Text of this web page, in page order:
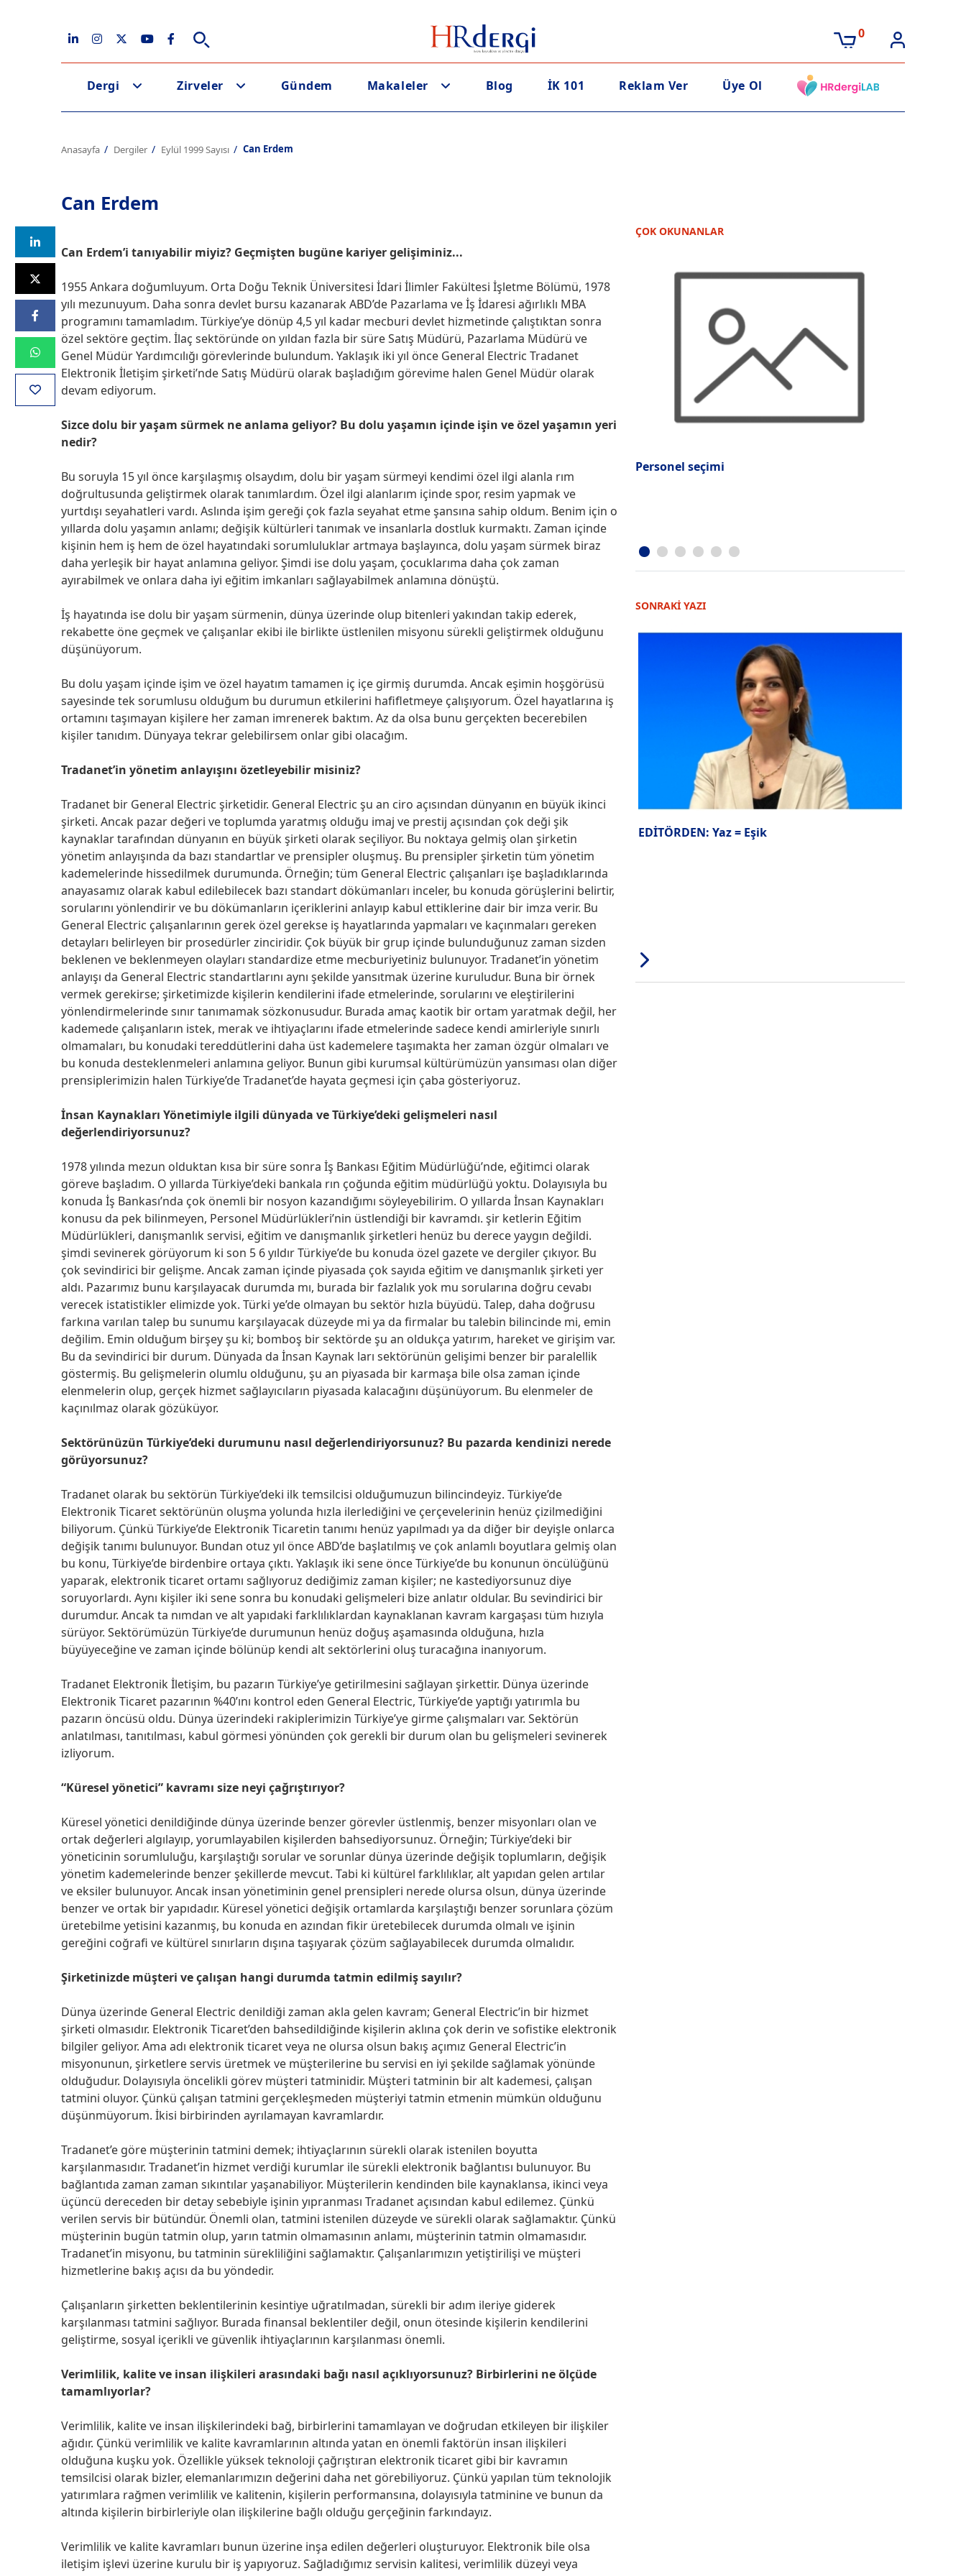
0
Dergi Zirveler Gündem Makaleler Blog İK 101 Reklam Ver Üye Ol
Anasayfa Dergiler Eylül 1999 Sayısı Can Erdem
Can Erdem
Can Erdem’i tanıyabilir miyiz? Geçmişten bugüne kariyer gelişiminiz...
1955 Ankara doğumluyum. Orta Doğu Teknik Üniversitesi İdari İlimler Fakültesi İşletme Bölümü, 1978
yılı mezunuyum. Daha sonra devlet bursu kazanarak ABD’de Pazarlama ve İş İdaresi ağırlıklı MBA
programını tamamladım. Türkiye’ye dönüp 4,5 yıl kadar mecburi devlet hizmetinde çalıştıktan sonra
özel sektöre geçtim. İlaç sektöründe on yıldan fazla bir süre Satış Müdürü, Pazarlama Müdürü ve
Genel Müdür Yardımcılığı görevlerinde bulundum. Yaklaşık iki yıl önce General Electric Tradanet
Elektronik İletişim şirketi’nde Satış Müdürü olarak başladığım görevime halen Genel Müdür olarak
devam ediyorum.
Sizce dolu bir yaşam sürmek ne anlama geliyor? Bu dolu yaşamın içinde işin ve özel yaşamın yeri
nedir?
Bu soruyla 15 yıl önce karşılaşmış olsaydım, dolu bir yaşam sürmeyi kendimi özel ilgi alanla rım
doğrultusunda geliştirmek olarak tanımlardım. Özel ilgi alanlarım içinde spor, resim yapmak ve
yurtdışı seyahatleri vardı. Aslında işim gereği çok fazla seyahat etme şansına sahip oldum. Benim için o
yıllarda dolu yaşamın anlamı; değişik kültürleri tanımak ve insanlarla dostluk kurmaktı. Zaman içinde
kişinin hem iş hem de özel hayatındaki sorumluluklar artmaya başlayınca, dolu yaşam sürmek biraz
daha yerleşik bir hayat anlamına geliyor. Şimdi ise dolu yaşam, çocuklarıma daha çok zaman
ayırabilmek ve onlara daha iyi eğitim imkanları sağlayabilmek anlamına dönüştü.
İş hayatında ise dolu bir yaşam sürmenin, dünya üzerinde olup bitenleri yakından takip ederek,
rekabette öne geçmek ve çalışanlar ekibi ile birlikte üstlenilen misyonu sürekli geliştirmek olduğunu
düşünüyorum.
Bu dolu yaşam içinde işim ve özel hayatım tamamen iç içe girmiş durumda. Ancak eşimin hoşgörüsü
sayesinde tek sorumlusu olduğum bu durumun etkilerini hafifletmeye çalışıyorum. Özel hayatlarına iş
ortamını taşımayan kişilere her zaman imrenerek baktım. Az da olsa bunu gerçekten becerebilen
kişiler tanıdım. Dünyaya tekrar gelebilirsem onlar gibi olacağım.
Tradanet’in yönetim anlayışını özetleyebilir misiniz?
Tradanet bir General Electric şirketidir. General Electric şu an ciro açısından dünyanın en büyük ikinci
şirketi. Ancak pazar değeri ve toplumda yaratmış olduğu imaj ve prestij açısından çok deği şik
kaynaklar tarafından dünyanın en büyük şirketi olarak seçiliyor. Bu noktaya gelmiş olan şirketin
yönetim anlayışında da bazı standartlar ve prensipler oluşmuş. Bu prensipler şirketin tüm yönetim
kademelerinde hissedilmek durumunda. Örneğin; tüm General Electric çalışanları işe başladıklarında
anayasamız olarak kabul edilebilecek bazı standart dökümanları inceler, bu konuda görüşlerini belirtir,
sorularını yönlendirir ve bu dökümanların içeriklerini anlayıp kabul ettiklerine dair bir imza verir. Bu
General Electric çalışanlarının gerek özel gerekse iş hayatlarında yapmaları ve kaçınmaları gereken
detayları belirleyen bir prosedürler zinciridir. Çok büyük bir grup içinde bulunduğunuz zaman sizden
beklenen ve beklenmeyen olayları standardize etme mecburiyetiniz bulunuyor. Tradanet’in yönetim
anlayışı da General Electric standartlarını aynı şekilde yansıtmak üzerine kuruludur. Buna bir örnek
vermek gerekirse; şirketimizde kişilerin kendilerini ifade etmelerinde, sorularını ve eleştirilerini
yönlendirmelerinde sınır tanımamak sözkonusudur. Burada amaç kaotik bir ortam yaratmak değil, her
kademede çalışanların istek, merak ve ihtiyaçlarını ifade etmelerinde sadece kendi amirleriyle sınırlı
olmamaları, bu konudaki tereddütlerini daha üst kademelere taşımakta her zaman özgür olmaları ve
bu konuda desteklenmeleri anlamına geliyor. Bunun gibi kurumsal kültürümüzün yansıması olan diğer
prensiplerimizin halen Türkiye’de Tradanet’de hayata geçmesi için çaba gösteriyoruz.
İnsan Kaynakları Yönetimiyle ilgili dünyada ve Türkiye’deki gelişmeleri nasıl
değerlendiriyorsunuz?
1978 yılında mezun olduktan kısa bir süre sonra İş Bankası Eğitim Müdürlüğü’nde, eğitimci olarak
göreve başladım. O yıllarda Türkiye’deki bankala rın çoğunda eğitim müdürlüğü yoktu. Dolayısıyla bu
konuda İş Bankası’nda çok önemli bir nosyon kazandığımı söyleyebilirim. O yıllarda İnsan Kaynakları
konusu da pek bilinmeyen, Personel Müdürlükleri’nin üstlendiği bir kavramdı. şir ketlerin Eğitim
Müdürlükleri, danışmanlık servisi, eğitim ve danışmanlık şirketleri henüz bu derece yaygın değildi.
şimdi sevinerek görüyorum ki son 5 6 yıldır Türkiye’de bu konuda özel gazete ve dergiler çıkıyor. Bu
çok sevindirici bir gelişme. Ancak zaman içinde piyasada çok sayıda eğitim ve danışmanlık şirketi yer
aldı. Pazarımız bunu karşılayacak durumda mı, burada bir fazlalık yok mu sorularına doğru cevabı
verecek istatistikler elimizde yok. Türki ye’de olmayan bu sektör hızla büyüdü. Talep, daha doğrusu
farkına varılan talep bu sunumu karşılayacak düzeyde mi ya da firmalar bu talebin bilincinde mi, emin
değilim. Emin olduğum birşey şu ki; bomboş bir sektörde şu an oldukça yatırım, hareket ve girişim var.
Bu da sevindirici bir durum. Dünyada da İnsan Kaynak ları sektörünün gelişimi benzer bir paralellik
göstermiş. Bu gelişmelerin olumlu olduğunu, şu an piyasada bir karmaşa bile olsa zaman içinde
elenmelerin olup, gerçek hizmet sağlayıcıların piyasada kalacağını düşünüyorum. Bu elenmeler de
kaçınılmaz olarak gözüküyor.
Sektörünüzün Türkiye’deki durumunu nasıl değerlendiriyorsunuz? Bu pazarda kendinizi nerede
görüyorsunuz?
Tradanet olarak bu sektörün Türkiye’deki ilk temsilcisi olduğumuzun bilincindeyiz. Türkiye’de
Elektronik Ticaret sektörünün oluşma yolunda hızla ilerlediğini ve çerçevelerinin henüz çizilmediğini
biliyorum. Çünkü Türkiye’de Elektronik Ticaretin tanımı henüz yapılmadı ya da diğer bir deyişle onlarca
değişik tanımı bulunuyor. Bundan otuz yıl önce ABD’de başlatılmış ve çok anlamlı boyutlara gelmiş olan
bu konu, Türkiye’de birdenbire ortaya çıktı. Yaklaşık iki sene önce Türkiye’de bu konunun öncülüğünü
yaparak, elektronik ticaret ortamı sağlıyoruz dediğimiz zaman kişiler; ne kastediyorsunuz diye
soruyorlardı. Aynı kişiler iki sene sonra bu konudaki gelişmeleri bize anlatır oldular. Bu sevindirici bir
durumdur. Ancak ta nımdan ve alt yapıdaki farklılıklardan kaynaklanan kavram kargaşası tüm hızıyla
sürüyor. Sektörümüzün Türkiye’de durumunun henüz doğuş aşamasında olduğuna, hızla
büyüyeceğine ve zaman içinde bölünüp kendi alt sektörlerini oluş turacağına inanıyorum.
Tradanet Elektronik İletişim, bu pazarın Türkiye’ye getirilmesini sağlayan şirkettir. Dünya üzerinde
Elektronik Ticaret pazarının %40’ını kontrol eden General Electric, Türkiye’de yaptığı yatırımla bu
pazarın öncüsü oldu. Dünya üzerindeki rakiplerimizin Türkiye’ye girme çalışmaları var. Sektörün
anlatılması, tanıtılması, kabul görmesi yönünden çok gerekli bir durum olan bu gelişmeleri sevinerek
izliyorum.
“Küresel yönetici” kavramı size neyi çağrıştırıyor?
Küresel yönetici denildiğinde dünya üzerinde benzer görevler üstlenmiş, benzer misyonları olan ve
ortak değerleri algılayıp, yorumlayabilen kişilerden bahsediyorsunuz. Örneğin; Türkiye’deki bir
yöneticinin sorumluluğu, karşılaştığı sorular ve sorunlar dünya üzerinde değişik toplumların, değişik
yönetim kademelerinde benzer şekillerde mevcut. Tabi ki kültürel farklılıklar, alt yapıdan gelen artılar
ve eksiler bulunuyor. Ancak insan yönetiminin genel prensipleri nerede olursa olsun, dünya üzerinde
benzer ve ortak bir yapıdadır. Küresel yönetici değişik ortamlarda karşılaştığı benzer sorunlara çözüm
üretebilme yetisini kazanmış, bu konuda en azından fikir üretebilecek durumda olmalı ve işinin
gereğini coğrafi ve kültürel sınırların dışına taşıyarak çözüm sağlayabilecek durumda olmalıdır.
Şirketinizde müşteri ve çalışan hangi durumda tatmin edilmiş sayılır?
Dünya üzerinde General Electric denildiği zaman akla gelen kavram; General Electric’in bir hizmet
şirketi olmasıdır. Elektronik Ticaret’den bahsedildiğinde kişilerin aklına çok derin ve sofistike elektronik
bilgiler geliyor. Ama adı elektronik ticaret veya ne olursa olsun bakış açımız General Electric’in
misyonunun, şirketlere servis üretmek ve müşterilerine bu servisi en iyi şekilde sağlamak yönünde
olduğudur. Dolayısıyla öncelikli görev müşteri tatminidir. Müşteri tatminin bir alt kademesi, çalışan
tatmini oluyor. Çünkü çalışan tatmini gerçekleşmeden müşteriyi tatmin etmenin mümkün olduğunu
düşünmüyorum. İkisi birbirinden ayrılamayan kavramlardır.
Tradanet’e göre müşterinin tatmini demek; ihtiyaçlarının sürekli olarak istenilen boyutta
karşılanmasıdır. Tradanet’in hizmet verdiği kurumlar ile sürekli elektronik bağlantısı bulunuyor. Bu
bağlantıda zaman zaman sıkıntılar yaşanabiliyor. Müşterilerin kendinden bile kaynaklansa, ikinci veya
üçüncü dereceden bir detay sebebiyle işinin yıpranması Tradanet açısından kabul edilemez. Çünkü
verilen servis bir bütündür. Önemli olan, tatmini istenilen düzeyde ve sürekli olarak sağlamaktır. Çünkü
müşterinin bugün tatmin olup, yarın tatmin olmamasının anlamı, müşterinin tatmin olmamasıdır.
Tradanet’in misyonu, bu tatminin sürekliliğini sağlamaktır. Çalışanlarımızın yetiştirilişi ve müşteri
hizmetlerine bakış açısı da bu yöndedir.
Çalışanların şirketten beklentilerinin kesintiye uğratılmadan, sürekli bir adım ileriye giderek
karşılanması tatmini sağlıyor. Burada finansal beklentiler değil, onun ötesinde kişilerin kendilerini
geliştirme, sosyal içerikli ve güvenlik ihtiyaçlarının karşılanması önemli.
Verimlilik, kalite ve insan ilişkileri arasındaki bağı nasıl açıklıyorsunuz? Birbirlerini ne ölçüde
tamamlıyorlar?
Verimlilik, kalite ve insan ilişkilerindeki bağ, birbirlerini tamamlayan ve doğrudan etkileyen bir ilişkiler
ağıdır. Çünkü verimlilik ve kalite kavramlarının altında yatan en önemli faktörün insan ilişkileri
olduğuna kuşku yok. Özellikle yüksek teknoloji çağrıştıran elektronik ticaret gibi bir kavramın
temsilcisi olarak bizler, elemanlarımızın değerini daha net görebiliyoruz. Çünkü yapılan tüm teknolojik
yatırımlara rağmen verimlilik ve kalitenin, kişilerin performansına, dolayısıyla tatminine ve bunun da
altında kişilerin birbirleriyle olan ilişkilerine bağlı olduğu gerçeğinin farkındayız.
Verimlilik ve kalite kavramları bunun üzerine inşa edilen değerleri oluşturuyor. Elektronik bile olsa
iletişim işlevi üzerine kurulu bir iş yapıyoruz. Sağladığımız servisin kalitesi, verimlilik düzeyi veya
ÇOK OKUNANLAR
Personel seçimi
SONRAKİ YAZI
EDİTÖRDEN: Yaz = Eşik